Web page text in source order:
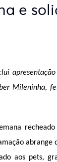
e
Mileninha,
abrange
aos pets,